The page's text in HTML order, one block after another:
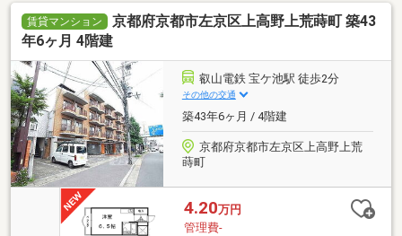
賃貸マンション
京都府京都市左京区上高野上荒蒔町 築43
年6ヶ月 4階建
叡山電鉄 宝ケ池駅 徒歩2分
その他の交通
築43年6ヶ月 / 4階建
京都府京都市左京区上高野上荒
蒔町
4.20万円
管理費-